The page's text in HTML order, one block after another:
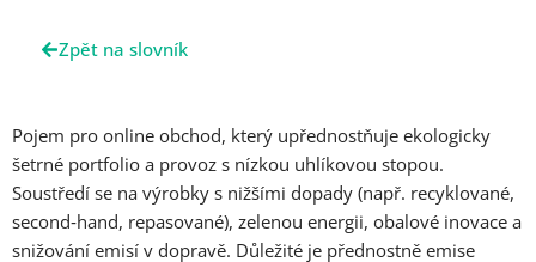
Zpět na slovník
Pojem pro online obchod, který upřednostňuje ekologicky
šetrné portfolio a provoz s nízkou uhlíkovou stopou.
Soustředí se na výrobky s nižšími dopady (např. recyklované,
second‑hand, repasované), zelenou energii, obalové inovace a
snižování emisí v dopravě. Důležité je přednostně emise